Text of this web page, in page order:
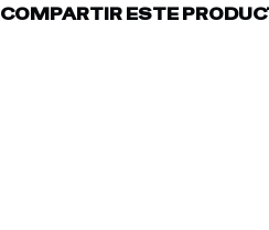
COMPARTIR ESTE